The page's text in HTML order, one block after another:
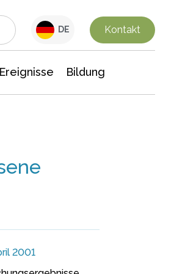
DE Kontakt
Bildung
2001